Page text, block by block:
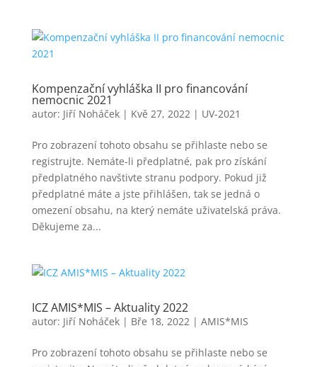
Kompenzační vyhláška II pro financování
nemocnic 2021
autor: Jiří Noháček| Kvě 27, 2022| UV-2021
Pro zobrazení tohoto obsahu se přihlaste nebo se
registrujte. Nemáte-li předplatné, pak pro získání
předplatného navštivte stranu podpory. Pokud již
předplatné máte a jste přihlášen, tak se jedná o
omezení obsahu, na který nemáte uživatelská práva.
Děkujeme za...
ICZ AMIS*MIS – Aktuality 2022
autor: Jiří Noháček| Bře 18, 2022| AMIS*MIS
Pro zobrazení tohoto obsahu se přihlaste nebo se